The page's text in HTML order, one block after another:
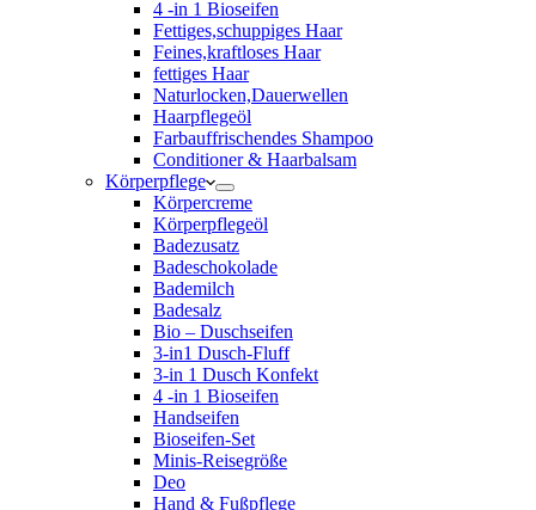
4 -in 1 Bioseifen
Fettiges,schuppiges Haar
Feines,kraftloses Haar
fettiges Haar
Naturlocken,Dauerwellen
Haarpflegeöl
Farbauffrischendes Shampoo
Conditioner & Haarbalsam
Körperpflege
Körpercreme
Körperpflegeöl
Badezusatz
Badeschokolade
Bademilch
Badesalz
Bio – Duschseifen
3-in1 Dusch-Fluff
3-in 1 Dusch Konfekt
4 -in 1 Bioseifen
Handseifen
Bioseifen-Set
Minis-Reisegröße
Deo
Hand & Fußpflege